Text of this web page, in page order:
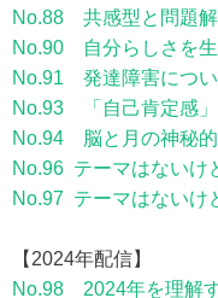
No.88 共感型と問題解
No.90 自分らしさを生
No.91 発達障害につ
No.93 「自己肯定感」
No.94 脳と月の神秘
No.96 テーマはない
No.97 テーマはない
【2024年配信】
No.98 2024年を理解